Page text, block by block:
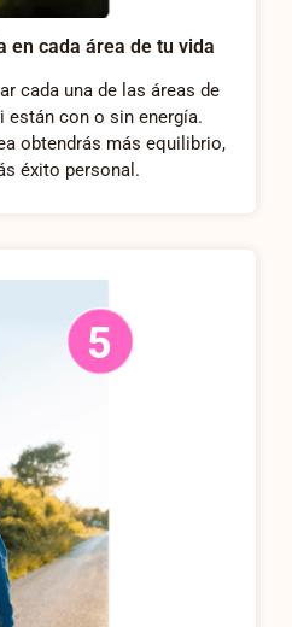
en cada área de tu vida
cada una de las áreas de
están con o sin energía.
obtendrás más equilibrio,
éxito personal.